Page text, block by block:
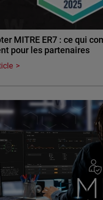
MITRE ER7 : ce qui
pour les partenaires